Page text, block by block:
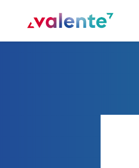
Vereniging Valente